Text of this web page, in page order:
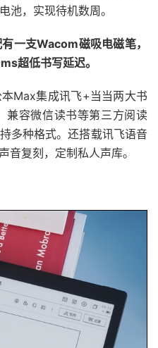
池，实现待机数周。
一支Wacom磁吸电磁笔，
超低书写延迟。
Max集成讯飞+当当两大书
兼容微信读书等第三方阅读
多种格式。还搭载讯飞语音
音复刻，定制私人声库。